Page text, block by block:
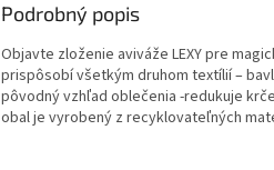
Podrobný popis
Objavte zloženie aviváže LEXY pre
prispôsobí všetkým druhom textílií –
pôvodný vzhľad oblečenia -redukuje
obal je vyrobený z recyklovateľných